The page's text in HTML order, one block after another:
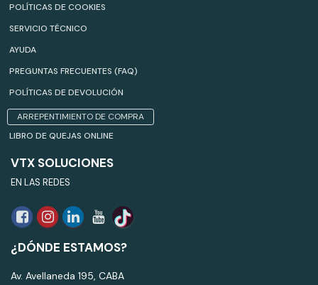
POLÍTICAS DE COOKIES
SERVICIO TÉCNICO
AYUDA
PREGUNTAS FRECUENTES (FAQ)
POLÍTICAS DE DEVOLUCIÓN
ARREPENTIMIENTO DE COMPRA
LIBRO DE QUEJAS ONLINE
VTX SOLUCIONES
EN LAS REDES
¿DÓNDE ESTAMOS?
Av. Avellaneda 195, CABA